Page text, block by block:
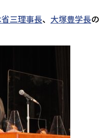
三理事長、 大塚豊学長の